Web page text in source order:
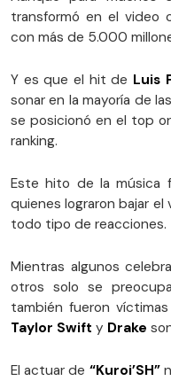
transformó en el video
con más de 5.000
Y es que el hit de Luis
sonar en la mayoría de
se posicionó en el top
ranking.
Este hito de la música
quienes lograron bajar
todo tipo de reacciones.
Mientras algunos
otros solo se
también fueron
Taylor Swift y Drake
El actuar de “Kuroi’SH”